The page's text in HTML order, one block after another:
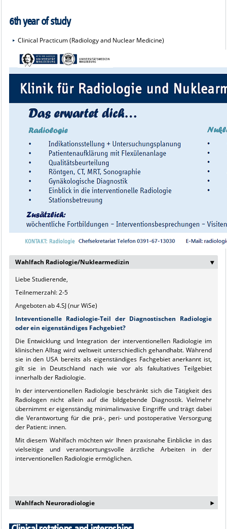
6th year of study
Clinical Practicum (Radiology and Nuclear Medicine)
Wahlfach Radiologie/Nuklearmedizin ‣
Liebe Studierende,
Teilnemerzahl: 2-5
Angeboten ab 4.SJ (nur WiSe)
Inteventionelle Radiologie-Teil der Diagnostischen Radiologie
oder ein eigenständiges Fachgebiet?
Die Entwicklung und Integration der interventionellen Radiologie im
klinischen Alltag wird weltweit unterschiedlich gehandhabt. Während
sie in den USA bereits als eigenständiges Fachgebiet anerkannt ist,
gilt sie in Deutschland nach wie vor als fakultatives Teilgebiet
innerhalb der Radiologie.
In der interventionellen Radiologie beschränkt sich die Tätigkeit des
Radiologen nicht allein auf die bildgebende Diagnostik. Vielmehr
übernimmt er eigenständig minimalinvasive Eingriffe und trägt dabei
die Verantwortung für die prä-, peri- und postoperative Versorgung
der Patient: innen.
Mit diesem Wahlfach möchten wir Ihnen praxisnahe Einblicke in das
vielseitige und verantwortungsvolle ärztliche Arbeiten in der
interventionellen Radiologie ermöglichen.
Wahlfach Neuroradiologie ‣